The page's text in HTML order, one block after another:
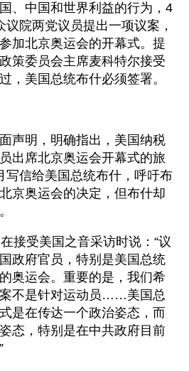
、中国和世界利益的行为，4
议院两党议员提出一项议案，
加北京奥运会的开幕式。提
策委员会主席麦科特尔接受
，美国总统布什必须签署。
声明，明确指出，美国纳税
出席北京奥运会开幕式的旅
写信给美国总统布什，呼吁布
京奥运会的决定，但布什却
接受美国之音采访时说：“议
政府官员，特别是美国总统
奥运会。重要的是，我们希
不是针对运动员……美国总
是在传达一个政治姿态，而
态，特别是在中共政府目前